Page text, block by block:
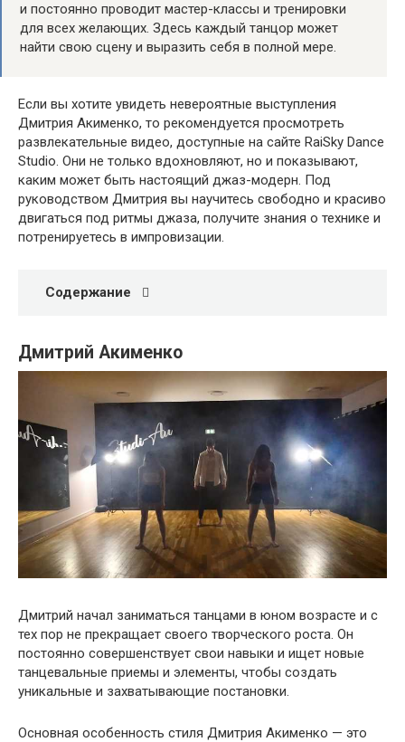
и постоянно проводит мастер-классы и тренировки
для всех желающих. Здесь каждый танцор может
найти свою сцену и выразить себя в полной мере.
Если вы хотите увидеть невероятные выступления
Дмитрия Акименко, то рекомендуется просмотреть
развлекательные видео, доступные на сайте RaiSky Dance
Studio. Они не только вдохновляют, но и показывают,
каким может быть настоящий джаз-модерн. Под
руководством Дмитрия вы научитесь свободно и красиво
двигаться под ритмы джаза, получите знания о технике и
потренируетесь в импровизации.
Содержание
Дмитрий Акименко
Дмитрий начал заниматься танцами в юном возрасте и с
тех пор не прекращает своего творческого роста. Он
постоянно совершенствует свои навыки и ищет новые
танцевальные приемы и элементы, чтобы создать
уникальные и захватывающие постановки.
Основная особенность стиля Дмитрия Акименко — это